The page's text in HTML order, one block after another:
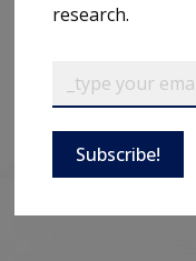
research.
Subscribe!